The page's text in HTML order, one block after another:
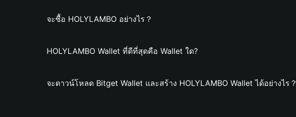
จะซื้อ HOLYLAMBO อย่างไร？
HOLYLAMBO Wallet ที่ดีที่สุดคือ Wallet ใด?
จะดาวน์โหลด Bitget Wallet และสร้าง HOLYLAMBO Wallet ได้อย่างไร？